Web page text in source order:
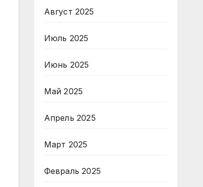
Август 2025
Июль 2025
Июнь 2025
Май 2025
Апрель 2025
Март 2025
Февраль 2025